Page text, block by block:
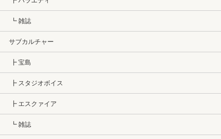
┗ 雑誌
サブカルチャー
┣ 宝島
┣ スタジオボイス
┣ エスクァイア
┗ 雑誌